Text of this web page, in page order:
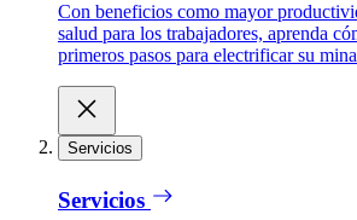
Con beneficios como mayor
salud para los trabajadores, aprenda
primeros pasos para electrificar su
Servicios
Servicios